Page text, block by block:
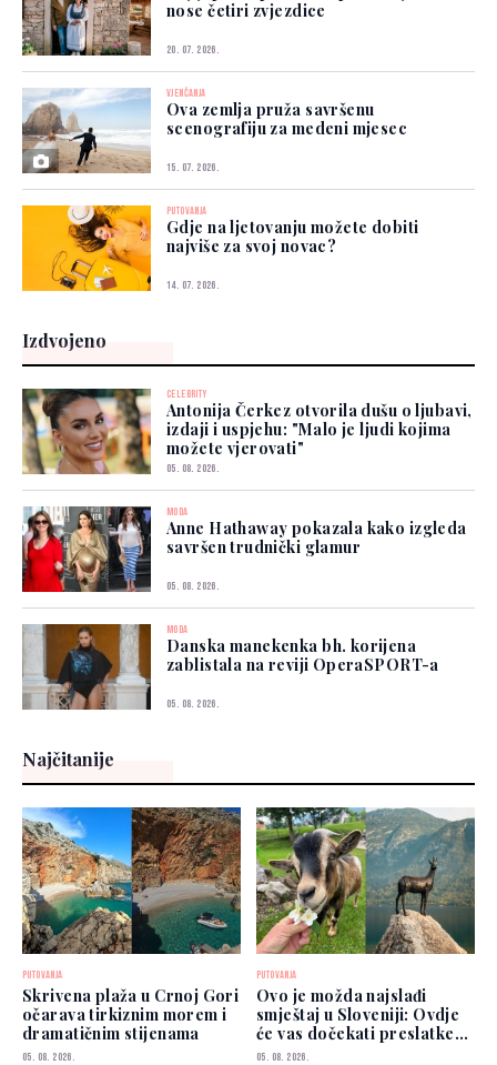
nose četiri zvjezdice
20. 07. 2026.
VJENČANJA
Ova zemlja pruža savršenu
scenografiju za medeni mjesec
15. 07. 2026.
PUTOVANJA
Gdje na ljetovanju možete dobiti
najviše za svoj novac?
14. 07. 2026.
Izdvojeno
CELEBRITY
Antonija Čerkez otvorila dušu o ljubavi,
izdaji i uspjehu: "Malo je ljudi kojima
možete vjerovati"
05. 08. 2026.
MODA
Anne Hathaway pokazala kako izgleda
savršen trudnički glamur
05. 08. 2026.
MODA
Danska manekenka bh. korijena
zablistala na reviji OperaSPORT-a
05. 08. 2026.
Najčitanije
PUTOVANJA
Skrivena plaža u Crnoj Gori
očarava tirkiznim morem i
dramatičnim stijenama
05. 08. 2026.
PUTOVANJA
Ovo je možda najslađi
smještaj u Sloveniji: Ovdje
će vas dočekati preslatke
koze
05. 08. 2026.